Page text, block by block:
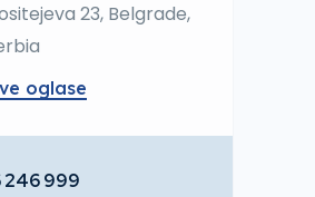
23, Belgrade,
oglase
246 999